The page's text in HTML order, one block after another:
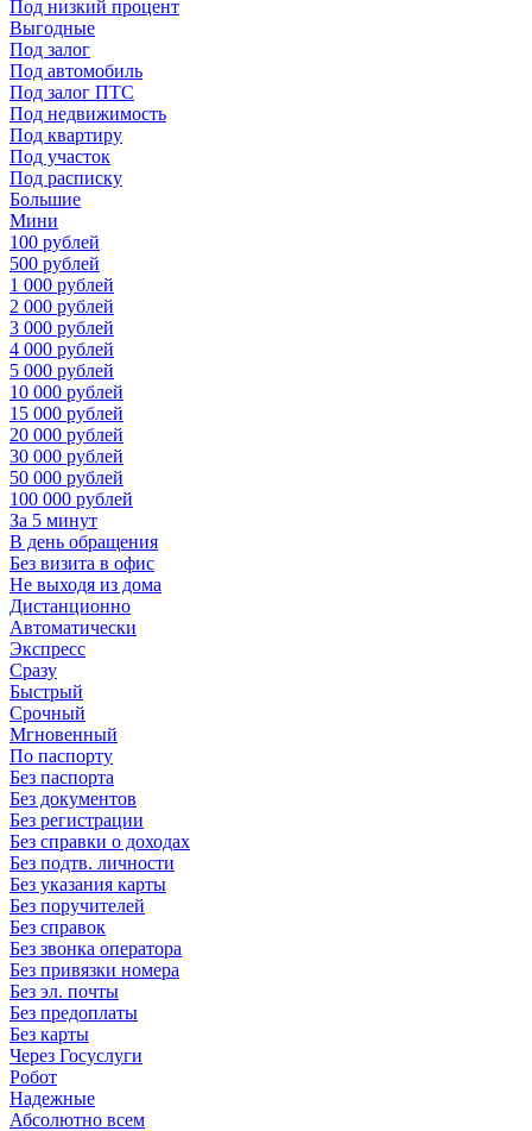
Под низкий процент
Выгодные
Под залог
Под автомобиль
Под залог ПТС
Под недвижимость
Под квартиру
Под участок
Под расписку
Большие
Мини
100 рублей
500 рублей
1 000 рублей
2 000 рублей
3 000 рублей
4 000 рублей
5 000 рублей
10 000 рублей
15 000 рублей
20 000 рублей
30 000 рублей
50 000 рублей
100 000 рублей
За 5 минут
В день обращения
Без визита в офис
Не выходя из дома
Дистанционно
Автоматически
Экспресс
Сразу
Быстрый
Срочный
Мгновенный
По паспорту
Без паспорта
Без документов
Без регистрации
Без справки о доходах
Без подтв. личности
Без указания карты
Без поручителей
Без справок
Без звонка оператора
Без привязки номера
Без эл. почты
Без предоплаты
Без карты
Через Госуслуги
Робот
Надежные
Абсолютно всем